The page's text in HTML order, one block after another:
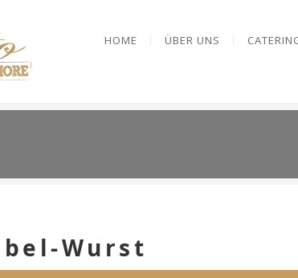
HOME ÜBER UNS
Wurst